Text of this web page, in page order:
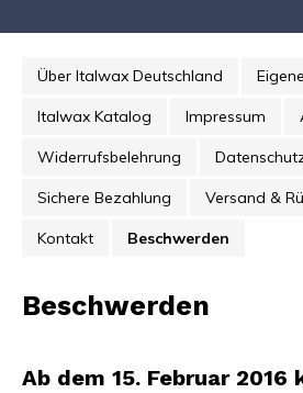
Über Italwax Deutschland
Italwax Katalog Impressum
Widerrufsbelehrung
Sichere Bezahlung Versand &
Kontakt Beschwerden
Beschwerden
Ab dem 15. Februar 2016